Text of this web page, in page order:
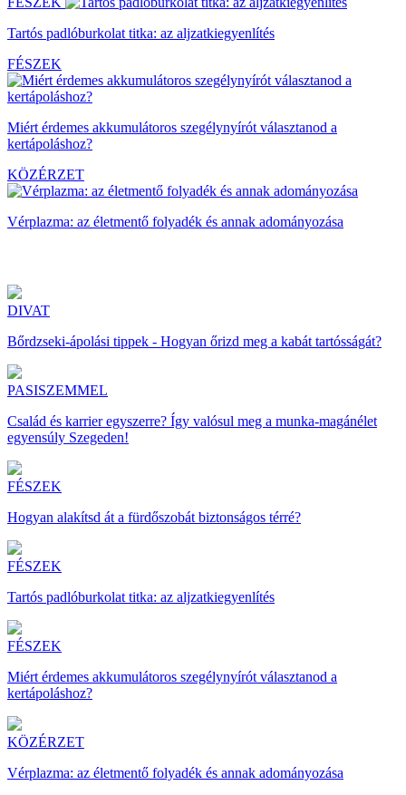
Tartós padlóburkolat titka: az aljzatkiegyenlítés
FÉSZEK
Miért érdemes akkumulátoros szegélynyírót választanod a
kertápoláshoz?
KÖZÉRZET
Vérplazma: az életmentő folyadék és annak adományozása
DIVAT
Bőrdzseki-ápolási tippek - Hogyan őrizd meg a kabát tartósságát?
PASISZEMMEL
Család és karrier egyszerre? Így valósul meg a munka-magánélet
egyensúly Szegeden!
FÉSZEK
Hogyan alakítsd át a fürdőszobát biztonságos térré?
FÉSZEK
Tartós padlóburkolat titka: az aljzatkiegyenlítés
FÉSZEK
Miért érdemes akkumulátoros szegélynyírót választanod a
kertápoláshoz?
KÖZÉRZET
Vérplazma: az életmentő folyadék és annak adományozása